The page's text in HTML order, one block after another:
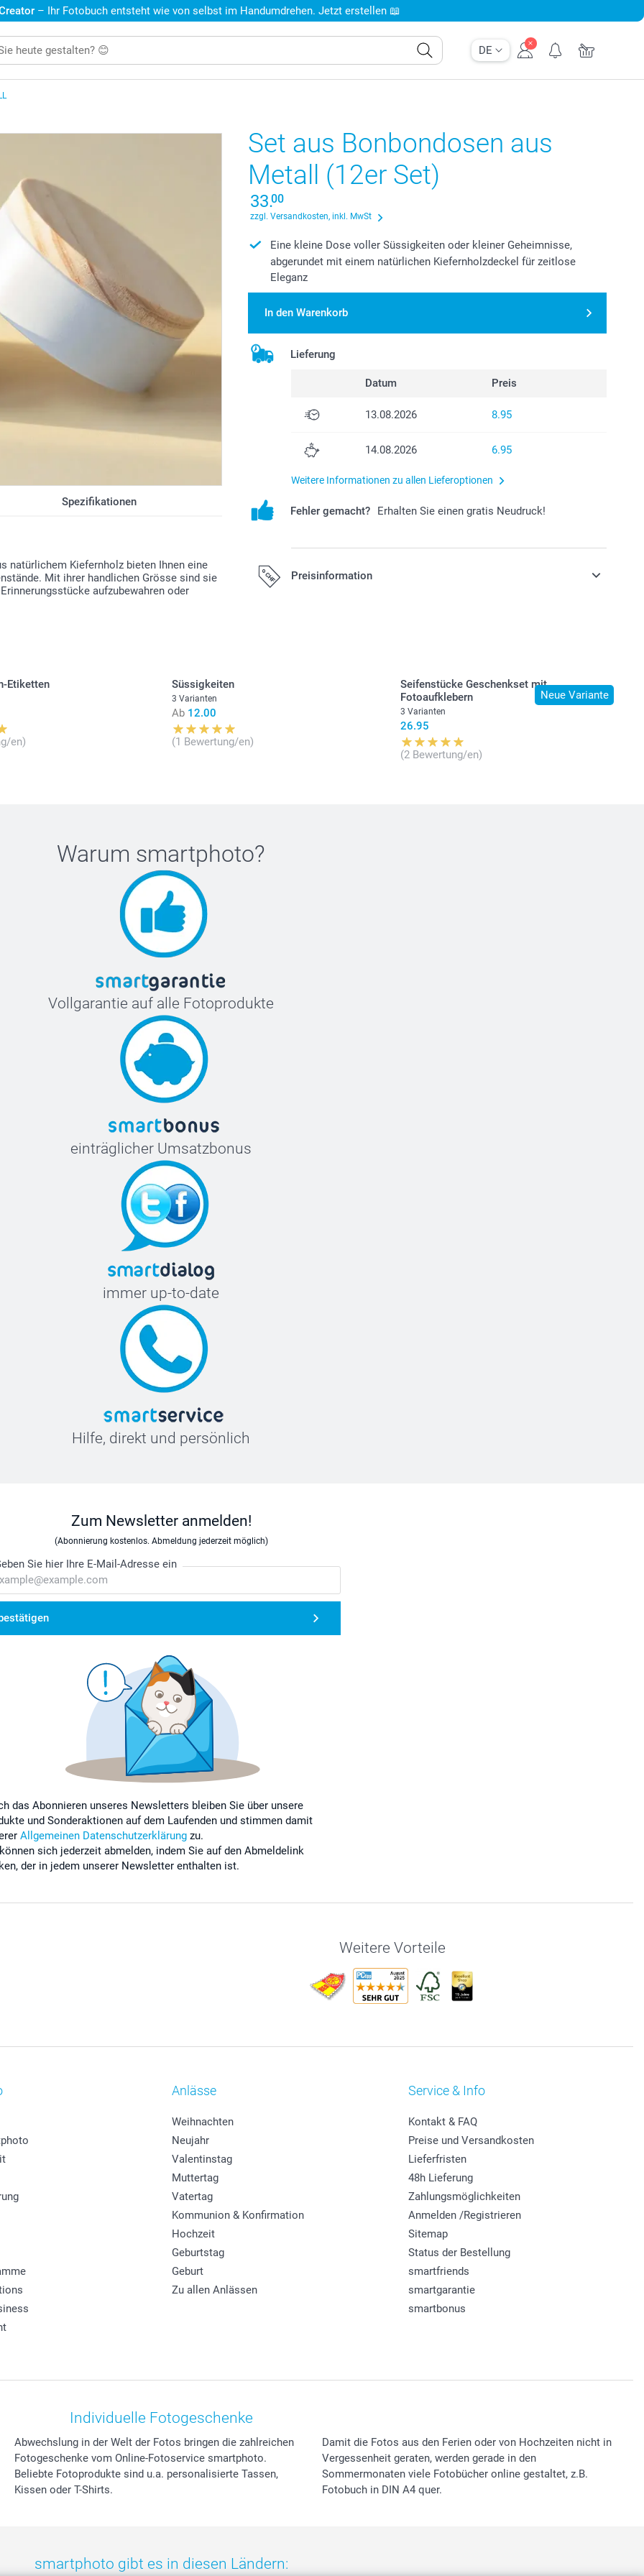
DE
– Ihr Fotobuch entsteht wie von selbst im Handumdrehen. Jetzt erstellen 📖
Spezifikationen
natürlichem Kiefernholz bieten Ihnen eine
Mit ihrer handlichen Grösse sind sie
aufzubewahren oder
Set aus Bonbondosen aus
Metall (12er Set)
33.00
zzgl. Versandkosten, inkl. MwSt
Eine kleine Dose voller Süssigkeiten oder kleiner Geheimnisse,
abgerundet mit einem natürlichen Kiefernholzdeckel für zeitlose
Eleganz
In den Warenkorb
Lieferung
Datum Preis
13.08.2026 8.95
14.08.2026 6.95
Weitere Informationen zu allen Lieferoptionen
Fehler gemacht? Erhalten Sie einen gratis Neudruck!
Preisinformation
Etiketten
en)
Süssigkeiten
3 Varianten
Ab 12.00
(1 Bewertung/en)
Neue Variante
Seifenstücke Geschenkset mit
Fotoaufklebern
3 Varianten
26.95
(2 Bewertung/en)
Warum smartphoto?
Vollgarantie auf alle Fotoprodukte
einträglicher Umsatzbonus
immer up-to-date
Hilfe, direkt und persönlich
Zum Newsletter anmelden!
(Abonnierung kostenlos. Abmeldung jederzeit möglich)
Sie hier Ihre E-Mail-Adresse ein
das Abonnieren unseres Newsletters bleiben Sie über unsere
und Sonderaktionen auf dem Laufenden und stimmen damit
Allgemeinen Datenschutzerklärung zu.
sich jederzeit abmelden, indem Sie auf den Abmeldelink
der in jedem unserer Newsletter enthalten ist.
Weitere Vorteile
Anlässe
Weihnachten
Neujahr
Valentinstag
Muttertag
Vatertag
Kommunion & Konfirmation
Hochzeit
Geburtstag
Geburt
Zu allen Anlässen
Service & Info
Kontakt & FAQ
Preise und Versandkosten
Lieferfristen
48h Lieferung
Zahlungsmöglichkeiten
Anmelden /Registrieren
Sitemap
Status der Bestellung
smartfriends
smartgarantie
smartbonus
Individuelle Fotogeschenke
Abwechslung in der Welt der Fotos bringen die zahlreichen
Fotogeschenke vom Online-Fotoservice smartphoto.
Beliebte Fotoprodukte sind u.a. personalisierte Tassen,
Kissen oder T-Shirts.
Damit die Fotos aus den Ferien oder von Hochzeiten nicht in
Vergessenheit geraten, werden gerade in den
Sommermonaten viele Fotobücher online gestaltet, z.B.
Fotobuch in DIN A4 quer.
smartphoto gibt es in diesen Ländern: